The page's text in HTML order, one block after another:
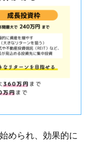
められ、効果的に